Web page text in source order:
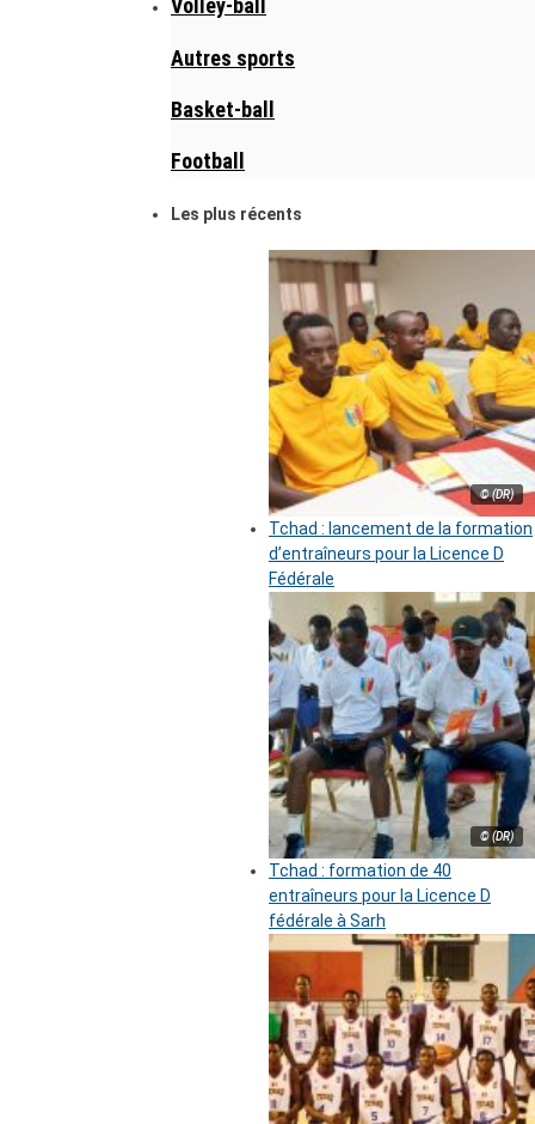
Volley-ball
Autres sports
Basket-ball
Football
Les plus récents
© (DR)
Tchad : lancement de la formation
d’entraîneurs pour la Licence D
Fédérale
© (DR)
Tchad : formation de 40
entraîneurs pour la Licence D
fédérale à Sarh